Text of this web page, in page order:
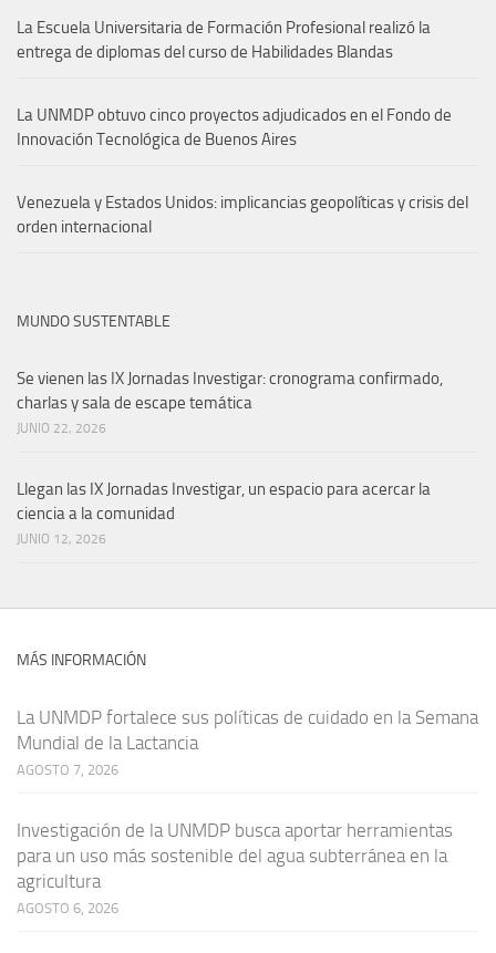
La Escuela Universitaria de Formación Profesional realizó la
entrega de diplomas del curso de Habilidades Blandas
La UNMDP obtuvo cinco proyectos adjudicados en el Fondo de
Innovación Tecnológica de Buenos Aires
Venezuela y Estados Unidos: implicancias geopolíticas y crisis del
orden internacional
MUNDO SUSTENTABLE
Se vienen las IX Jornadas Investigar: cronograma confirmado,
charlas y sala de escape temática
JUNIO 22, 2026
Llegan las IX Jornadas Investigar, un espacio para acercar la
ciencia a la comunidad
JUNIO 12, 2026
MÁS INFORMACIÓN
La UNMDP fortalece sus políticas de cuidado en la Semana
Mundial de la Lactancia
AGOSTO 7, 2026
Investigación de la UNMDP busca aportar herramientas
para un uso más sostenible del agua subterránea en la
agricultura
AGOSTO 6, 2026